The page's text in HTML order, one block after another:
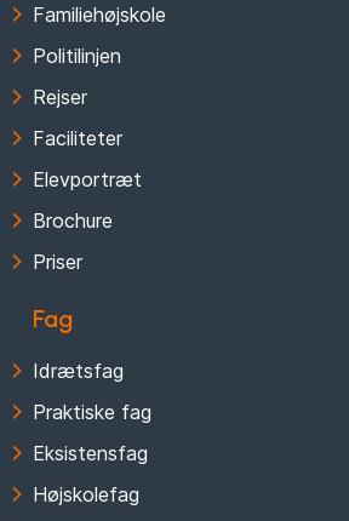
Familiehøjskole
Politilinjen
Rejser
Faciliteter
Elevportræt
Brochure
Priser
Fag
Idrætsfag
Praktiske fag
Eksistensfag
Højskolefag